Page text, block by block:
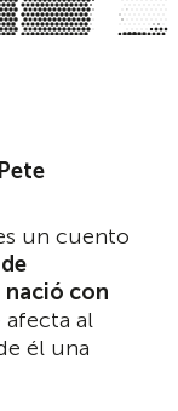
un cuento
nació con
al
él una